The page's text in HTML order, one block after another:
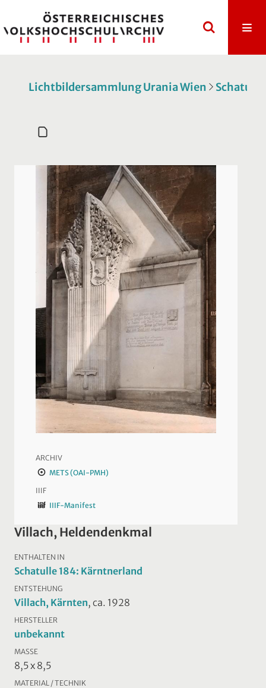
Lichtbildersammlung Urania Wien
ARCHIV
METS (OAI-PMH)
IIIF
IIIF-Manifest
Villach, Heldendenkmal
ENTHALTEN IN
Schatulle 184: Kärntnerland
ENTSTEHUNG
Villach, Kärnten, ca. 1928
HERSTELLER
unbekannt
MASSE
8,5 x 8,5
MATERIAL / TECHNIK